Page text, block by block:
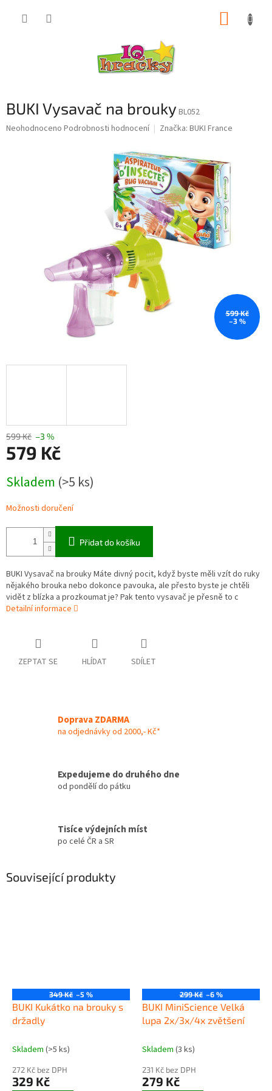
BUKI Vysavač na brouky BL052
Průměrné
Neohodnoceno Podrobnosti hodnocení Značka: BUKI France
599 Kč
–3 %
599 Kč –3 %
579 Kč
cena:
Skladem (>5 ks)
Možnosti doručení
Přidat do košíku
BUKI Vysavač na brouky Máte divný pocit, když byste měli vzít do ruky
nějakého brouka nebo dokonce pavouka, ale přesto byste je chtěli
vidět z blízka a prozkoumat je? Pak tento vysavač je přesně to c
Detailní informace
ZEPTAT SE HLÍDAT SDÍLET
Doprava ZDARMA
na odjednávky od 2000,- Kč*
Expedujeme do druhého dne
od pondělí do pátku
Tisíce výdejních míst
po celé ČR a SR
Související produkty
349 Kč –5 %
BUKI Kukátko na brouky s
držadly
Skladem (>5 ks)
272 Kč bez DPH
329 Kč
299 Kč –6 %
BUKI MiniScience Velká
lupa 2x/3x/4x zvětšení
Skladem (3 ks)
231 Kč bez DPH
279 Kč